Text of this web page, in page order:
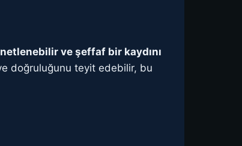
ve şeffaf bir kaydını
doğruluğunu teyit edebilir, bu